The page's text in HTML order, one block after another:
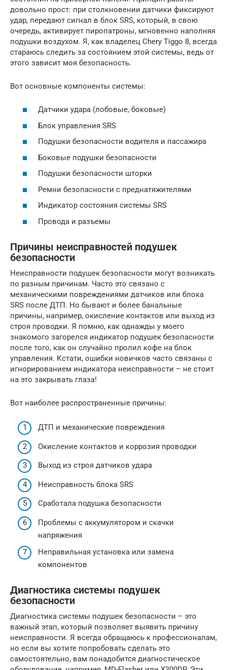
довольно прост: при столкновении датчики фиксируют
удар, передают сигнал в блок SRS, который, в свою
очередь, активирует пиропатроны, мгновенно наполняя
подушки воздухом. Я, как владелец Chery Tiggo 8, всегда
стараюсь следить за состоянием этой системы, ведь от
этого зависит моя безопасность.
Вот основные компоненты системы:
Датчики удара (лобовые, боковые)
Блок управления SRS
Подушки безопасности водителя и пассажира
Боковые подушки безопасности
Подушки безопасности шторки
Ремни безопасности с преднатяжителями
Индикатор состояния системы SRS
Провода и разъемы
Причины неисправностей подушек
безопасности
Неисправности подушек безопасности могут возникать
по разным причинам. Часто это связано с
механическими повреждениями датчиков или блока
SRS после ДТП. Но бывают и более банальные
причины, например, окисление контактов или выход из
строя проводки. Я помню, как однажды у моего
знакомого загорелся индикатор подушек безопасности
после того, как он случайно пролил кофе на блок
управления. Кстати, ошибки новичков часто связаны с
игнорированием индикатора неисправности – не стоит
на это закрывать глаза!
Вот наиболее распространенные причины:
ДТП и механические повреждения
Окисление контактов и коррозия проводки
Выход из строя датчиков удара
Неисправность блока SRS
Сработала подушка безопасности
Проблемы с аккумулятором и скачки
напряжения
Неправильная установка или замена
компонентов
Диагностика системы подушек
безопасности
Диагностика системы подушек безопасности – это
важный этап, который позволяет выявить причину
неисправности. Я всегда обращаюсь к профессионалам,
но если вы хотите попробовать сделать это
самостоятельно, вам понадобится диагностическое